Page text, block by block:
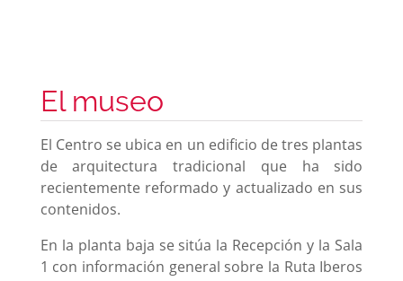
El museo
El Centro se ubica en un edificio de tres plantas
de arquitectura tradicional que ha sido
recientemente reformado y actualizado en sus
contenidos.
En la planta baja se sitúa la Recepción y la Sala
1 con información general sobre la Ruta Iberos
Experiencia
Para que
mejor posible
durante tu
visita. Si